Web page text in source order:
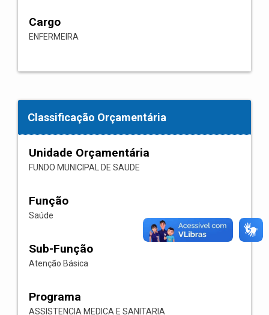
Cargo
ENFERMEIRA
Classificação Orçamentária
Unidade Orçamentária
FUNDO MUNICIPAL DE SAUDE
Função
Saúde
Sub-Função
Atenção Básica
Programa
ASSISTENCIA MEDICA E SANITARIA